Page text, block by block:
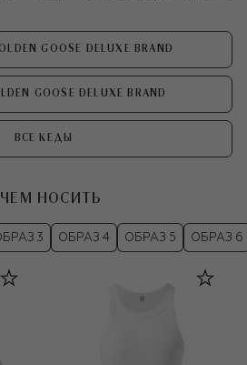
GOOSE DELUXE BRAND
GOOSE DELUXE BRAND
ВСЕ КЕДЫ
НОСИТЬ
3 ОБРАЗ 4 ОБРАЗ 5 ОБРАЗ 6